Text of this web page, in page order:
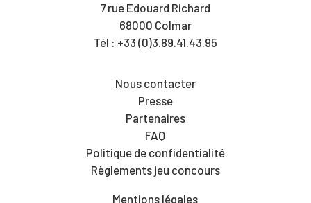
7 rue Edouard Richard
68000 Colmar
Tél : +33 (0)3.89.41.43.95
Nous contacter
Presse
Partenaires
FAQ
Politique de confidentialité
Règlements jeu concours
Mentions légales